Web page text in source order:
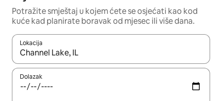
Potražite smještaj u kojem ćete se osjećati kao kod
kuće kad planirate boravak od mjesec ili više dana.
Lokacija
Kada budu dostupni rezultati, moći ćete ih pregledati
Dolazak